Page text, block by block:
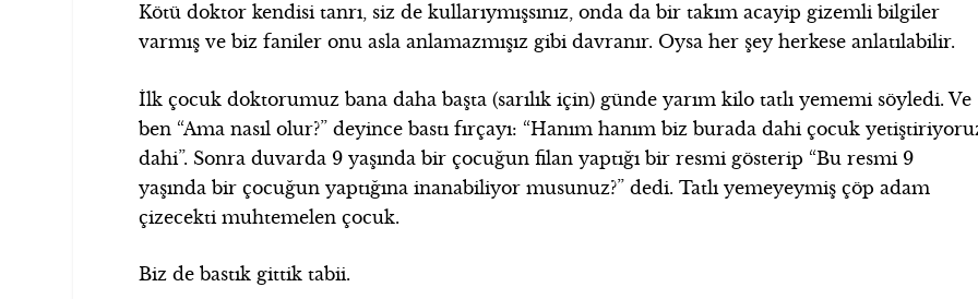
Kötü doktor kendisi tanrı, siz de kullarıymışsınız, onda da bir takım acayip gizemli bilgiler
varmış ve biz faniler onu asla anlamazmışız gibi davranır. Oysa her şey herkese anlatılabilir.
İlk çocuk doktorumuz bana daha başta (sarılık için) günde yarım kilo tatlı yememi söyledi. Ve
ben “Ama nasıl olur?” deyince bastı fırçayı: “Hanım hanım biz burada dahi çocuk
dahi”. Sonra duvarda 9 yaşında bir çocuğun filan yaptığı bir resmi gösterip “Bu resmi 9
yaşında bir çocuğun yaptığına inanabiliyor musunuz?” dedi. Tatlı yemeyeymiş çöp adam
çizecekti muhtemelen çocuk.
Biz de bastık gittik tabii.